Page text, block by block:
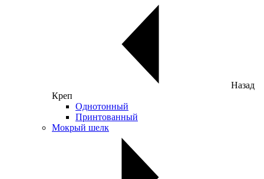
Назад
Креп
Однотонный
Принтованный
Мокрый шелк